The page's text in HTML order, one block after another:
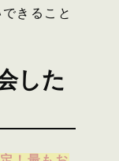
きること
した